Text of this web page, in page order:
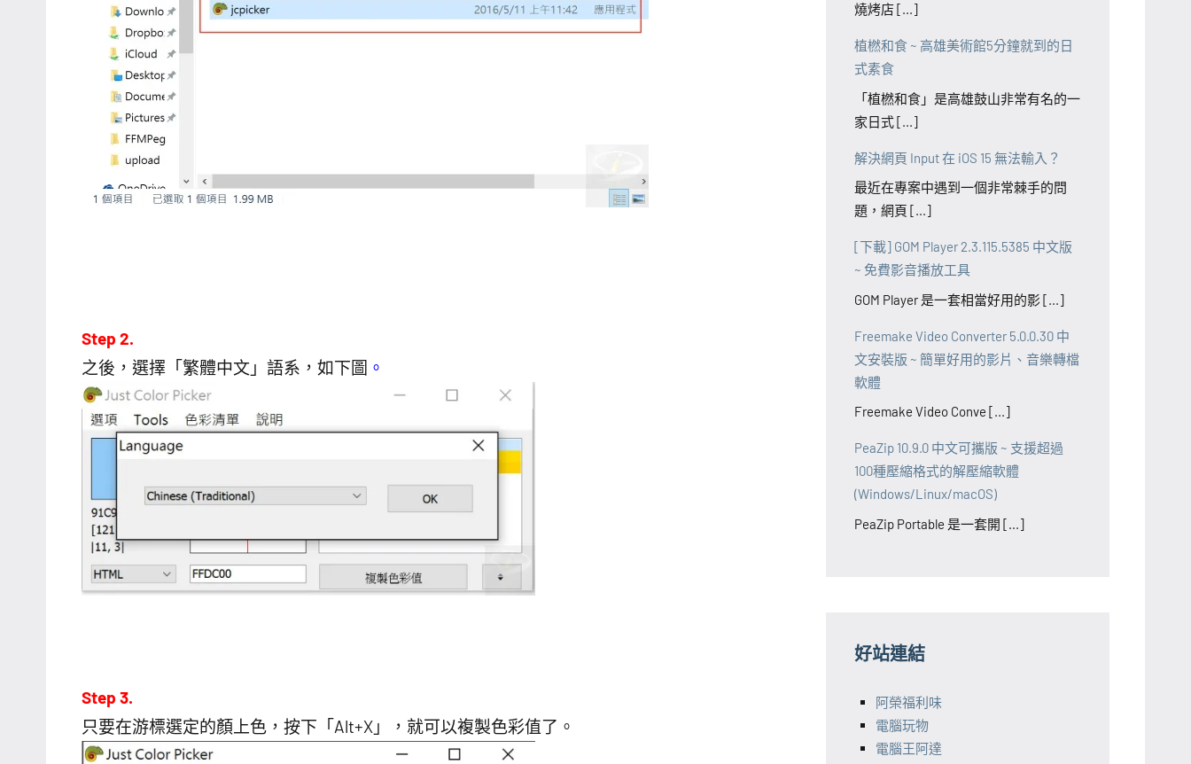
Step 2.
之後，選擇「繁體中文」語系，如下圖 。
Step 3.
只要在游標選定的顏上色，按下「Alt+X」，就可以複製色彩值了。
燒烤店 [...]
植橪和食 ~ 高雄美術館5分鐘就到的日
式素食
「植橪和食」是高雄鼓山非常有名的一
家日式 [...]
解決網頁 Input 在 iOS 15 無法輸入？
最近在專案中遇到一個非常棘手的問
題，網頁 [...]
[下載] GOM Player 2.3.115.5385 中文版
~ 免費影音播放工具
GOM Player 是一套相當好用的影 [...]
Freemake Video Converter 5.0.0.30 中
文安裝版 ~ 簡單好用的影片、音樂轉檔
軟體
Freemake Video Conve [...]
PeaZip 10.9.0 中文可攜版 ~ 支援超過
100種壓縮格式的解壓縮軟體
(Windows/Linux/macOS)
PeaZip Portable 是一套開 [...]
好站連結
阿榮福利味
電腦玩物
電腦王阿達